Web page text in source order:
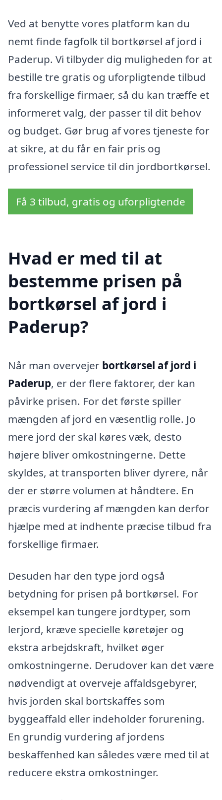
Ved at benytte vores platform kan du
nemt finde fagfolk til bortkørsel af jord i
Paderup. Vi tilbyder dig muligheden for at
bestille tre gratis og uforpligtende tilbud
fra forskellige firmaer, så du kan træffe et
informeret valg, der passer til dit behov
og budget. Gør brug af vores tjeneste for
at sikre, at du får en fair pris og
professionel service til din jordbortkørsel.
Få 3 tilbud, gratis og uforpligtende
Hvad er med til at
bestemme prisen på
bortkørsel af jord i
Paderup?
Når man overvejer bortkørsel af jord i
Paderup, er der flere faktorer, der kan
påvirke prisen. For det første spiller
mængden af jord en væsentlig rolle. Jo
mere jord der skal køres væk, desto
højere bliver omkostningerne. Dette
skyldes, at transporten bliver dyrere, når
der er større volumen at håndtere. En
præcis vurdering af mængden kan derfor
hjælpe med at indhente præcise tilbud fra
forskellige firmaer.
Desuden har den type jord også
betydning for prisen på bortkørsel. For
eksempel kan tungere jordtyper, som
lerjord, kræve specielle køretøjer og
ekstra arbejdskraft, hvilket øger
omkostningerne. Derudover kan det være
nødvendigt at overveje affaldsgebyrer,
hvis jorden skal bortskaffes som
byggeaffald eller indeholder forurening.
En grundig vurdering af jordens
beskaffenhed kan således være med til at
reducere ekstra omkostninger.